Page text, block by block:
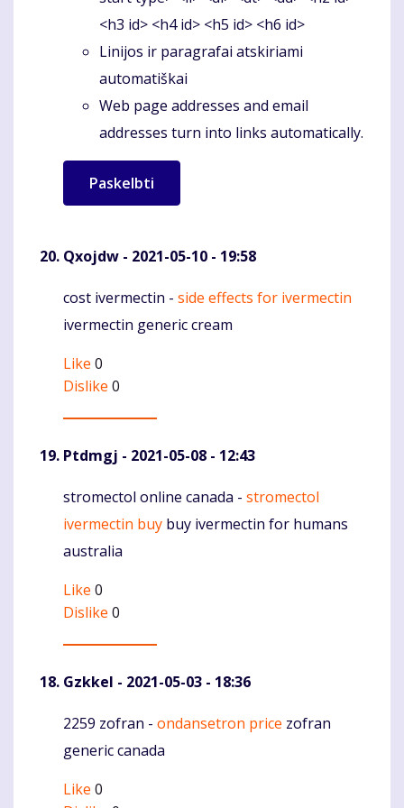
<h3 id> <h4 id> <h5 id> <h6 id>
Linijos ir paragrafai atskiriami
automatiškai
Web page addresses and email
addresses turn into links automatically.
Qxojdw - 2021-05-10 - 19:58
Komentaras
cost ivermectin - side effects for ivermectin
ivermectin generic cream
Like 0
Dislike 0
Ptdmgj - 2021-05-08 - 12:43
Komentaras
stromectol online canada - stromectol
ivermectin buy buy ivermectin for humans
australia
Like 0
Dislike 0
Gzkkel - 2021-05-03 - 18:36
Komentaras
2259 zofran - ondansetron price zofran
generic canada
Like 0